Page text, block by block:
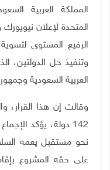
المملكة العربية
المتحدة لإعلان
الرفيع المستوى
وتنفيذ حل الدولتين،
العربية السعودية
وقالت إن هذا القرار،
142 دولة، يؤكد
نحو مستقبل يعمه
على حقه المشروع